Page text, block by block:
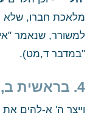
"במדבר ד,מט).
4. בראשית ב, ז